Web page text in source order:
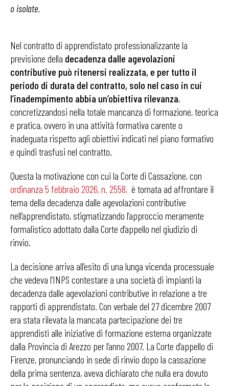
o isolate.
Nel contratto di apprendistato professionalizzante la
previsione della decadenza dalle agevolazioni
contributive può ritenersi realizzata, e per tutto il
periodo di durata del contratto, solo nel caso in cui
l’inadempimento abbia un’obiettiva rilevanza,
concretizzandosi nella totale mancanza di formazione, teorica
e pratica, ovvero in una attività formativa carente o
inadeguata rispetto agli obiettivi indicati nel piano formativo
e quindi trasfusi nel contratto.
Questa la motivazione con cui la Corte di Cassazione, con
ordinanza 5 febbraio 2026, n. 2558, è tornata ad affrontare il
tema della decadenza dalle agevolazioni contributive
nell’apprendistato, stigmatizzando l’approccio meramente
formalistico adottato dalla Corte d’appello nel giudizio di
rinvio.
La decisione arriva all’esito di una lunga vicenda processuale
che vedeva l’INPS contestare a una società di impianti la
decadenza dalle agevolazioni contributive in relazione a tre
rapporti di apprendistato. Con verbale del 27 dicembre 2007
era stata rilevata la mancata partecipazione dei tre
apprendisti alle iniziative di formazione esterna organizzate
dalla Provincia di Arezzo per l’anno 2007. La Corte d’appello di
Firenze, pronunciando in sede di rinvio dopo la cassazione
della prima sentenza, aveva dichiarato che nulla era dovuto